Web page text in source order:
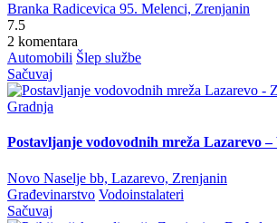
Branka Radicevica 95. Melenci, Zrenjanin
7.5
2 komentara
Automobili Šlep službe
Sačuvaj
Postavljanje vodovodnih mreža Lazarevo
Novo Naselje bb, Lazarevo, Zrenjanin
Građevinarstvo Vodoinstalateri
Sačuvaj